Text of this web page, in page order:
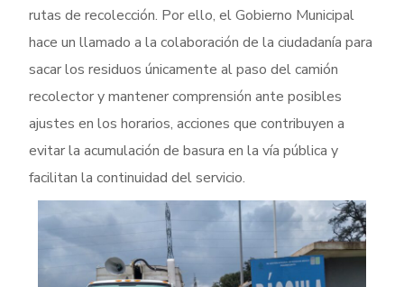
rutas de recolección. Por ello, el Gobierno Municipal
hace un llamado a la colaboración de la ciudadanía para
sacar los residuos únicamente al paso del camión
recolector y mantener comprensión ante posibles
ajustes en los horarios, acciones que contribuyen a
evitar la acumulación de basura en la vía pública y
facilitan la continuidad del servicio.